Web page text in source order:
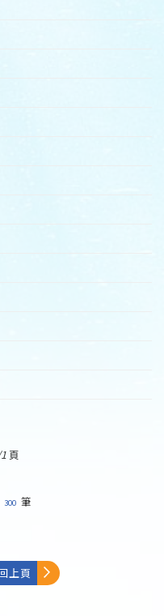
頁
300 筆
上頁